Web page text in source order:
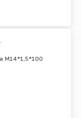
M14*1,5*100